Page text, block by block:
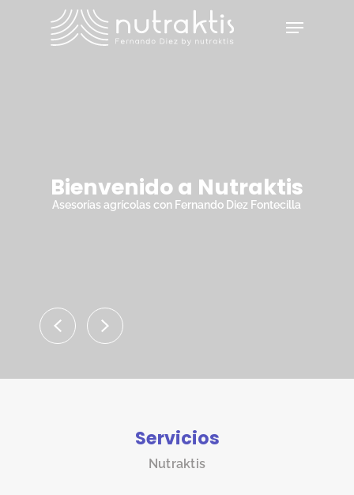
Menu
Bienvenido a Nutraktis
Asesorías agrícolas con Fernando Diez Fontecilla
Servicios
Nutraktis